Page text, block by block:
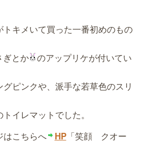
トキメいて買った一番初めのもの
ぎとか
のアップリケが付いてい
ピンクや、派手な若草色のスリ
イレマットでした。
こちらへ
HP「笑顔 クオー